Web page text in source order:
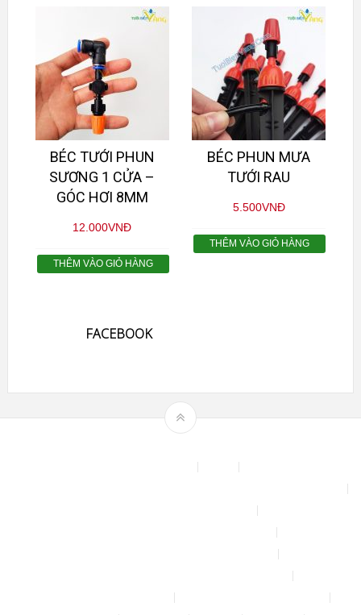
BÉC TƯỚI PHUN
SƯƠNG 1 CỬA –
GÓC HƠI 8MM
12.000VNĐ
THÊM VÀO GIỎ HÀNG
BÉC PHUN MƯA
TƯỚI RAU
5.500VNĐ
THÊM VÀO GIỎ HÀNG
FACEBOOK